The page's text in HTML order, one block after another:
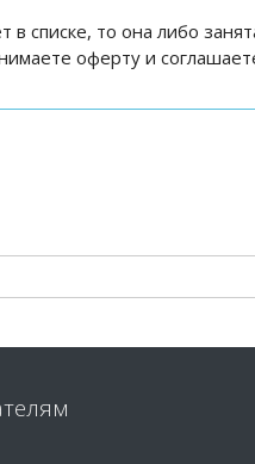
в списке, то она либо
оферту и